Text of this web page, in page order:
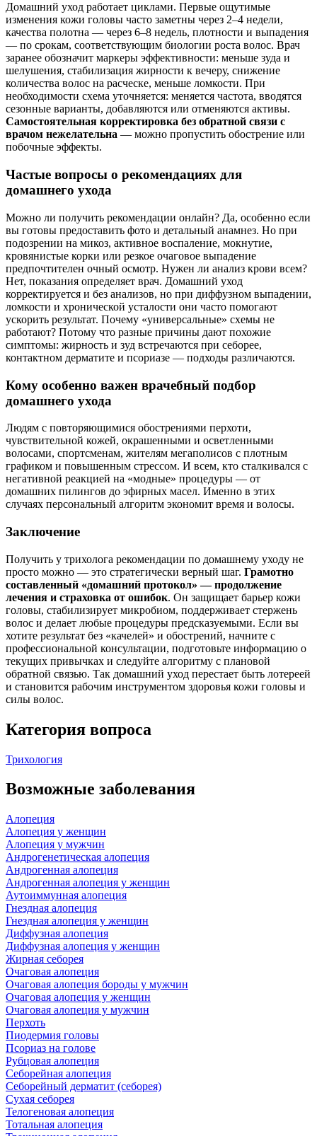
Домашний уход работает циклами. Первые ощутимые
изменения кожи головы часто заметны через 2–4 недели,
качества полотна — через 6–8 недель, плотности и выпадения
— по срокам, соответствующим биологии роста волос. Врач
заранее обозначит маркеры эффективности: меньше зуда и
шелушения, стабилизация жирности к вечеру, снижение
количества волос на расческе, меньше ломкости. При
необходимости схема уточняется: меняется частота, вводятся
сезонные варианты, добавляются или отменяются активы.
Самостоятельная корректировка без обратной связи с
врачом нежелательна — можно пропустить обострение или
побочные эффекты.
Частые вопросы о рекомендациях для
домашнего ухода
Можно ли получить рекомендации онлайн? Да, особенно если
вы готовы предоставить фото и детальный анамнез. Но при
подозрении на микоз, активное воспаление, мокнутие,
кровянистые корки или резкое очаговое выпадение
предпочтителен очный осмотр. Нужен ли анализ крови всем?
Нет, показания определяет врач. Домашний уход
корректируется и без анализов, но при диффузном выпадении,
ломкости и хронической усталости они часто помогают
ускорить результат. Почему «универсальные» схемы не
работают? Потому что разные причины дают похожие
симптомы: жирность и зуд встречаются при себорее,
контактном дерматите и псориазе — подходы различаются.
Кому особенно важен врачебный подбор
домашнего ухода
Людям с повторяющимися обострениями перхоти,
чувствительной кожей, окрашенными и осветленными
волосами, спортсменам, жителям мегаполисов с плотным
графиком и повышенным стрессом. И всем, кто сталкивался с
негативной реакцией на «модные» процедуры — от
домашних пилингов до эфирных масел. Именно в этих
случаях персональный алгоритм экономит время и волосы.
Заключение
Получить у трихолога рекомендации по домашнему уходу не
просто можно — это стратегически верный шаг. Грамотно
составленный «домашний протокол» — продолжение
лечения и страховка от ошибок. Он защищает барьер кожи
головы, стабилизирует микробиом, поддерживает стержень
волос и делает любые процедуры предсказуемыми. Если вы
хотите результат без «качелей» и обострений, начните с
профессиональной консультации, подготовьте информацию о
текущих привычках и следуйте алгоритму с плановой
обратной связью. Так домашний уход перестает быть лотереей
и становится рабочим инструментом здоровья кожи головы и
силы волос.
Категория вопроса
Трихология
Возможные заболевания
Алопеция
Алопеция у женщин
Алопеция у мужчин
Андрогенетическая алопеция
Андрогенная алопеция
Андрогенная алопеция у женщин
Аутоиммунная алопеция
Гнездная алопеция
Гнездная алопеция у женщин
Диффузная алопеция
Диффузная алопеция у женщин
Жирная себорея
Очаговая алопеция
Очаговая алопеция бороды у мужчин
Очаговая алопеция у женщин
Очаговая алопеция у мужчин
Перхоть
Пиодермия головы
Псориаз на голове
Рубцовая алопеция
Себорейная алопеция
Себорейный дерматит (себорея)
Сухая себорея
Телогеновая алопеция
Тотальная алопеция